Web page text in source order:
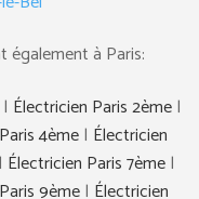
également à Paris:
| Électricien Paris 2ème|
4ème| Électricien
Électricien Paris 7ème|
9ème| Électricien